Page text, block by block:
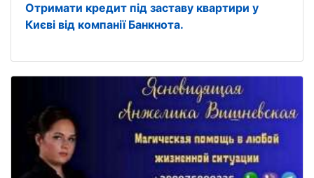
Отримати кредит під заставу квартири у
Києві від компанії Банкнота.